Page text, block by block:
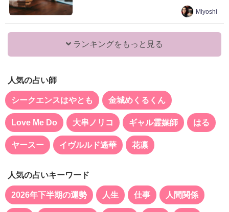
Miyoshi
ランキングをもっと見る
人気の占い師
シークエンスはやとも 金城めくるくん
Love Me Do 大串ノリコ ギャル霊媒師 はる
ヤースー イヴルルド遙華 花凛
人気の占いキーワード
2026年下半期の運勢 人生 仕事 人間関係